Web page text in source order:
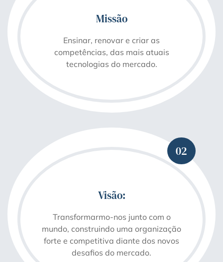
Missão
Ensinar, renovar e criar as
competências, das mais atuais
tecnologias do mercado.
02
Visão:
Transformarmo-nos junto com o
mundo, construindo uma organização
forte e competitiva diante dos novos
desafios do mercado.